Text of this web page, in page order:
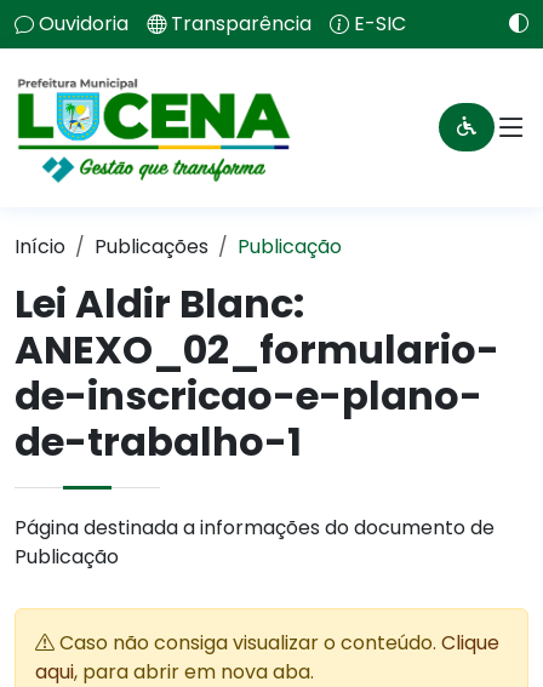
Ouvidoria Transparência E-SIC
Início Publicações Publicação
Lei Aldir Blanc:
ANEXO_02_formulario-
de-inscricao-e-plano-
de-trabalho-1
Página destinada a informações do documento de
Publicação
Caso não consiga visualizar o conteúdo. Clique
aqui, para abrir em nova aba.